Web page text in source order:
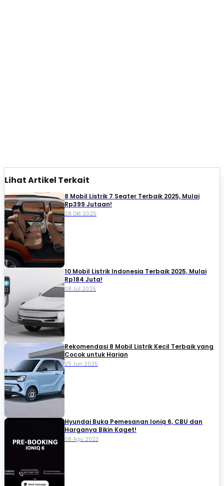
Lihat Artikel Terkait
8 Mobil Listrik 7 Seater Terbaik 2025, Mulai
Rp399 Jutaan!
28 Okt 2025
10 Mobil Listrik Indonesia Terbaik 2025, Mulai
Rp184 Juta!
08 Jul 2025
Rekomendasi 8 Mobil Listrik Kecil Terbaik yang
Cocok untuk Harian
25 Jun 2025
Hyundai Buka Pemesanan Ioniq 6, CBU dan
Harganya Bikin Kaget!
08 Agu 2023